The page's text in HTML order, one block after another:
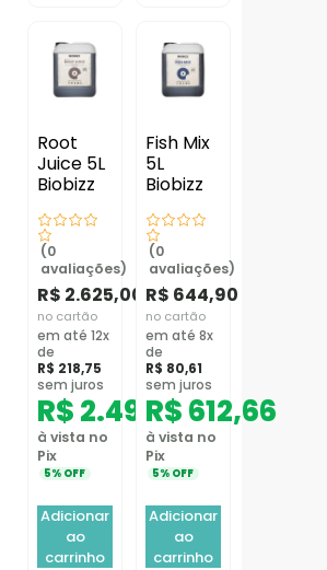
Root
Juice 5L
Biobizz
(0
avaliações)
R$ 2.625,00
no cartão
em até 12x
de
R$ 218,75
sem juros
R$2.493,75
à vista no
Pix
5% OFF
Adicionar
ao
carrinho
Fish Mix
5L
Biobizz
(0
avaliações)
R$ 644,90
no cartão
em até 8x
de
R$ 80,61
sem juros
R$612,66
à vista no
Pix
5% OFF
Adicionar
ao
carrinho